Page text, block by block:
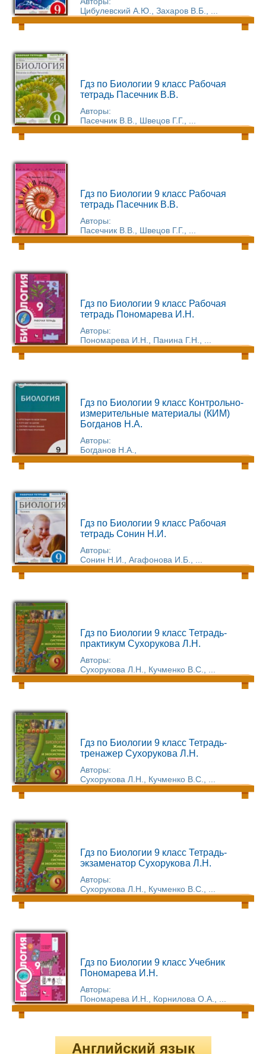
Цибулевский А.Ю., Захаров В.Б., ...
Гдз по Биологии 9 класс Рабочая
тетрадь Пасечник В.В.
Авторы:
Пасечник В.В., Швецов Г.Г., ...
Гдз по Биологии 9 класс Рабочая
тетрадь Пасечник В.В.
Авторы:
Пасечник В.В., Швецов Г.Г., ...
Гдз по Биологии 9 класс Рабочая
тетрадь Пономарева И.Н.
Авторы:
Пономарева И.Н., Панина Г.Н., ...
Гдз по Биологии 9 класс Контрольно-
измерительные материалы (КИМ)
Богданов Н.А.
Авторы:
Богданов Н.А.,
Гдз по Биологии 9 класс Рабочая
тетрадь Сонин Н.И.
Авторы:
Сонин Н.И., Агафонова И.Б., ...
Гдз по Биологии 9 класс Тетрадь-
практикум Сухорукова Л.Н.
Авторы:
Сухорукова Л.Н., Кучменко В.С., ...
Гдз по Биологии 9 класс Тетрадь-
тренажер Сухорукова Л.Н.
Авторы:
Сухорукова Л.Н., Кучменко В.С., ...
Гдз по Биологии 9 класс Тетрадь-
экзаменатор Сухорукова Л.Н.
Авторы:
Сухорукова Л.Н., Кучменко В.С., ...
Гдз по Биологии 9 класс Учебник
Пономарева И.Н.
Авторы:
Пономарева И.Н., Корнилова О.А., ...
Английский язык